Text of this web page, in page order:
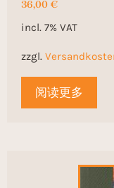
36,00€
incl. 7% VAT
zzgl.
阅读更多